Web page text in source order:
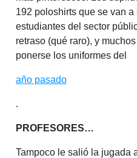
192 poloshirts que se van a
estudiantes del sector
retraso (qué raro), y
ponerse los uniformes del
año pasado
.
PROFESORES…
Tampoco le salió la jugada